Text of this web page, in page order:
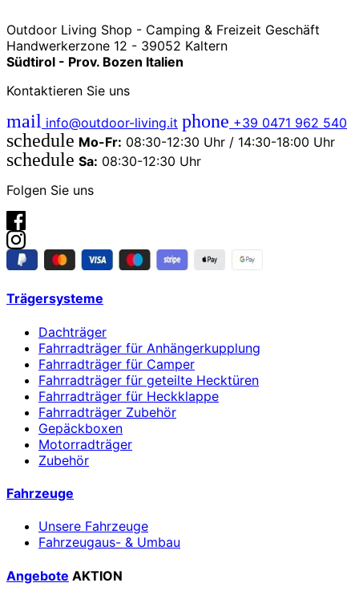
Outdoor Living Shop - Camping & Freizeit Geschäft
Handwerkerzone 12 - 39052 Kaltern
Südtirol - Prov. Bozen Italien
Kontaktieren Sie uns
mail info@outdoor-living.it phone +39 0471 962 540
schedule Mo-Fr: 08:30-12:30 Uhr / 14:30-18:00 Uhr
schedule Sa: 08:30-12:30 Uhr
Folgen Sie uns
Trägersysteme
Dachträger
Fahrradträger für Anhängerkupplung
Fahrradträger für Camper
Fahrradträger für geteilte Hecktüren
Fahrradträger für Heckklappe
Fahrradträger Zubehör
Gepäckboxen
Motorradträger
Zubehör
Fahrzeuge
Unsere Fahrzeuge
Fahrzeugaus- & Umbau
Angebote AKTION